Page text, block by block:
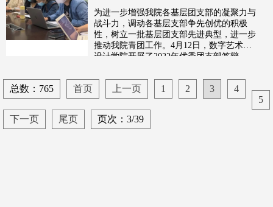
秀支部答辩会
为进一步增强我院各基层团支部的凝聚力与
战斗力，调动各基层支部争先创优的积极
性，树立一批基层团支部先进典型，进一步
推动我院青团工作。4月12日，数字艺术与
设计学院开展了2022年优秀团支部答辩...
总数：765 首页 上一页 1 2 3
4
5
下一页
尾页 页次：3/39